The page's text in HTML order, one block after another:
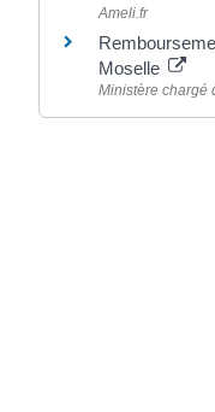
Ameli.fr
Moselle
Ministère chargé